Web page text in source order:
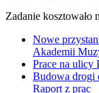
Zadanie kosztowało
Nowe
Akademii
Prace na ulicy
Budowa drogi
Raport z prac